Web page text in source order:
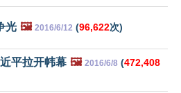
光 🖼️ 2016/6/12 (96,622次)
平拉开帏幕 🖼️ 2016/6/8 (472,408